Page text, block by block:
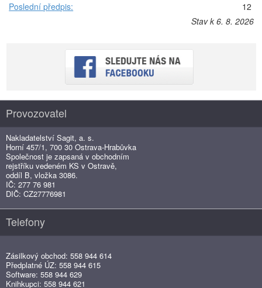
Poslední předpis:
12
Stav k 6. 8. 2026
Provozovatel
Nakladatelství Sagit, a. s.
Horní 457/1, 700 30 Ostrava-Hrabůvka
Společnost je zapsaná v obchodním
rejstříku vedeném KS v Ostravě,
oddíl B, vložka 3086.
IČ: 277 76 981
DIČ: CZ27776981
Telefony
Zásilkový obchod: 558 944 614
Předplatné ÚZ: 558 944 615
Software: 558 944 629
Knihkupci: 558 944 621